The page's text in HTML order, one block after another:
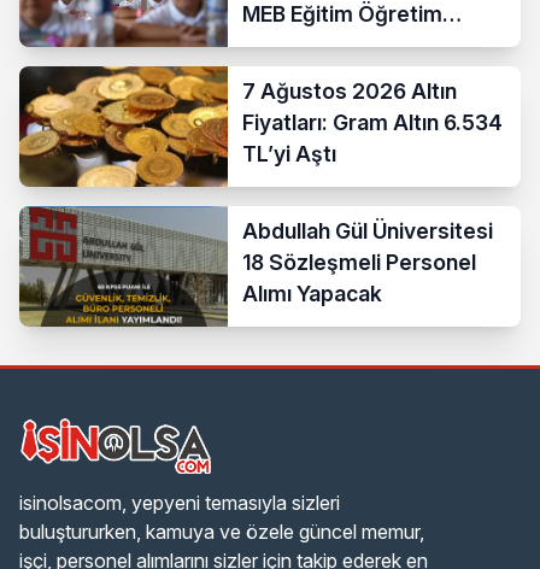
MEB Eğitim Öğretim
Takvimi Belli Oldu
7 Ağustos 2026 Altın
Fiyatları: Gram Altın 6.534
TL’yi Aştı
Abdullah Gül Üniversitesi
18 Sözleşmeli Personel
Alımı Yapacak
isinolsacom, yepyeni temasıyla sizleri
buluştururken, kamuya ve özele güncel memur,
işçi, personel alımlarını sizler için takip ederek en